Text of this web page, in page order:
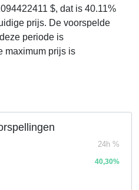
$, dat is 40.11%
prijs. De voorspelde
periode is
maximum prijs is
24h %
40,30%